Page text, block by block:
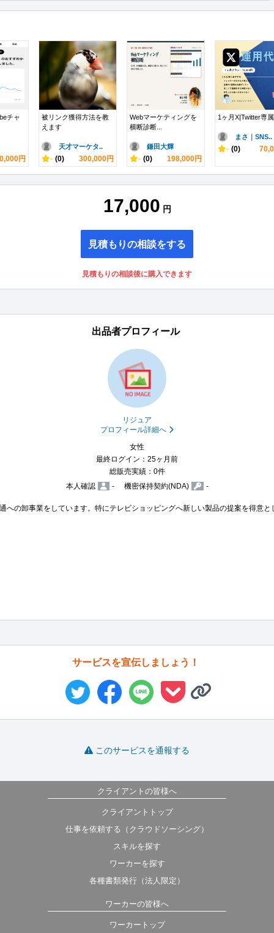
チャ
円
被リンク獲得方法を教
えます
天才マーケタ..
- (0) 300,000円
Webマーケティングを
横断診断...
鎌田大輝
- (0) 198,000円
1ヶ月X|Twitter専
まさ｜SNS..
- (0)
17,000 円
見積もりの相談をする
見積もりの相談後に購入できます
出品者プロフィール
リジュア
プロフィール詳細へ
女性
最終ログイン：25ヶ月前
総販売実績：0件
本人確認
- 機密保持契約(NDA) -
への卸事業をしています。特にテレビショッピングへ新しい製品の提案を得意
サービスを宣伝しましょう！
このサービスを通報する
クライアントの皆様へ
クライアントトップ
仕事を依頼する（クラウドソーシング）
スキルを探す
ワーカーを探す
各種書類発行（法人限定）
ワーカーの皆様へ
ワーカートップ